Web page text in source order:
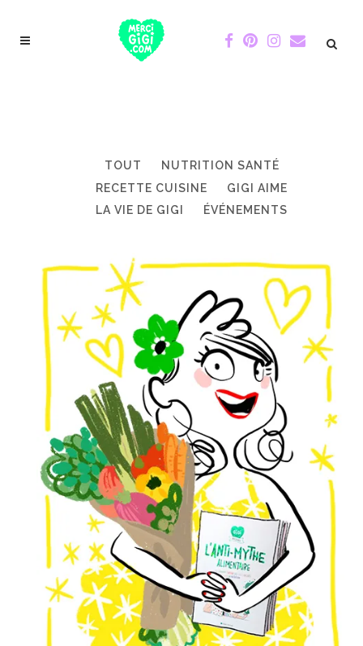
TOUT
NUTRITION SANTÉ
RECETTE CUISINE
GIGI AIME
LA VIE DE GIGI
ÉVÉNEMENTS